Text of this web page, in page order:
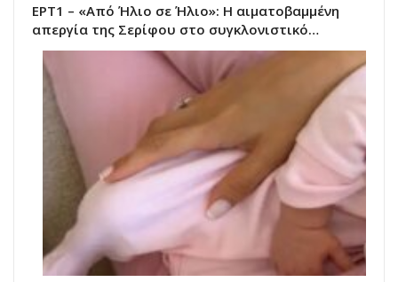
ΕΡΤ1 – «Από Ήλιο σε Ήλιο»: Η αιματοβαμμένη
απεργία της Σερίφου στο συγκλονιστικό…